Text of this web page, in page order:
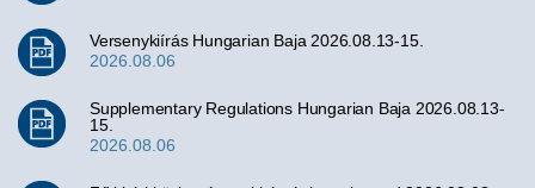
Versenykiírás Hungarian Baja 2026.08.13-15.
2026.08.06
Supplementary Regulations Hungarian Baja 2026.08.13-
15.
2026.08.06